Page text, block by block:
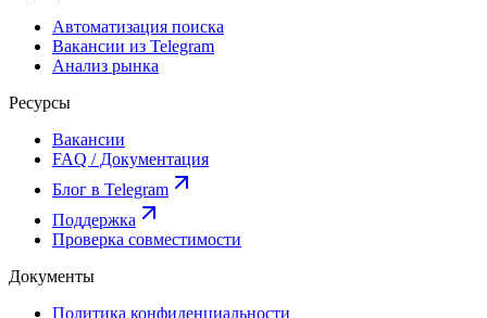
Автоматизация поиска
Вакансии из Telegram
Анализ рынка
Ресурсы
Вакансии
FAQ / Документация
Блог в Telegram
Поддержка
Проверка совместимости
Документы
Политика конфиденциальности